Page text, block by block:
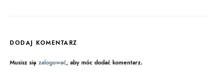
DODAJ KOMENTARZ
Musisz się zalogować, aby móc dodać komentarz.